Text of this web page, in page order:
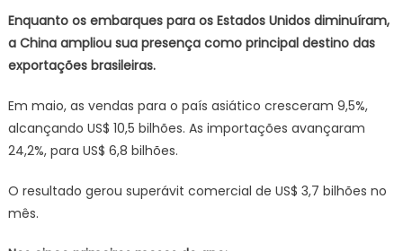
Enquanto os embarques para os Estados Unidos diminuíram,
a China ampliou sua presença como principal destino das
exportações brasileiras.
Em maio, as vendas para o país asiático cresceram 9,5%,
alcançando US$ 10,5 bilhões. As importações avançaram
24,2%, para US$ 6,8 bilhões.
O resultado gerou superávit comercial de US$ 3,7 bilhões no
mês.